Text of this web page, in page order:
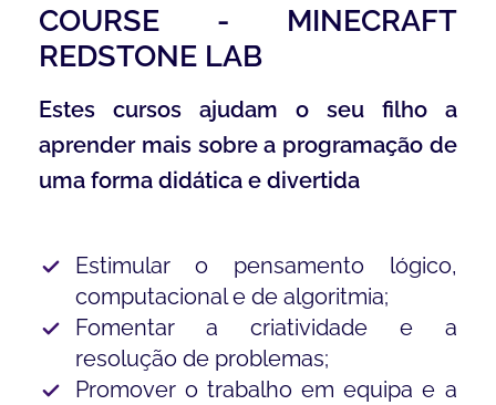
COURSE - MINECRAFT
REDSTONE LAB
Estes cursos ajudam o seu filho a
aprender mais sobre a programação de
uma forma didática e divertida
Estimular o pensamento lógico,
computacional e de algoritmia;
Fomentar a criatividade e a
resolução de problemas;
Promover o trabalho em equipa e a